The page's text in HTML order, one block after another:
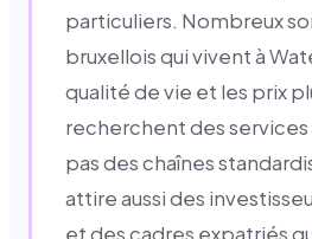
particuliers. Nombreux
bruxellois qui vivent à
qualité de vie et les prix
recherchent des services
pas des chaînes
attire aussi des